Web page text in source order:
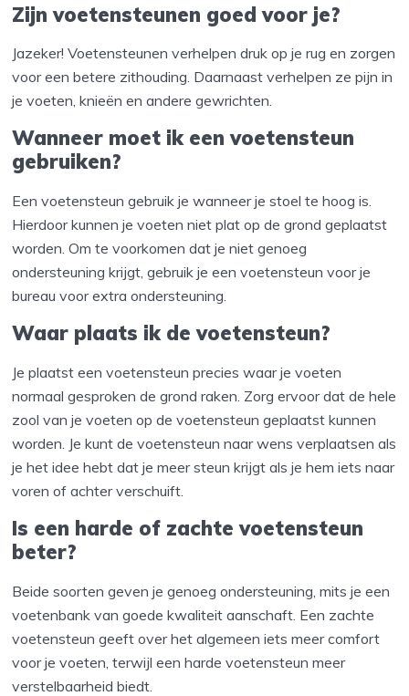
Zijn voetensteunen goed voor je?
Jazeker! Voetensteunen verhelpen druk op je rug en zorgen
voor een betere zithouding. Daarnaast verhelpen ze pijn in
je voeten, knieën en andere gewrichten.
Wanneer moet ik een voetensteun
gebruiken?
Een voetensteun gebruik je wanneer je stoel te hoog is.
Hierdoor kunnen je voeten niet plat op de grond geplaatst
worden. Om te voorkomen dat je niet genoeg
ondersteuning krijgt, gebruik je een voetensteun voor je
bureau voor extra ondersteuning.
Waar plaats ik de voetensteun?
Je plaatst een voetensteun precies waar je voeten
normaal gesproken de grond raken. Zorg ervoor dat de hele
zool van je voeten op de voetensteun geplaatst kunnen
worden. Je kunt de voetensteun naar wens verplaatsen als
je het idee hebt dat je meer steun krijgt als je hem iets naar
voren of achter verschuift.
Is een harde of zachte voetensteun
beter?
Beide soorten geven je genoeg ondersteuning, mits je een
voetenbank van goede kwaliteit aanschaft. Een zachte
voetensteun geeft over het algemeen iets meer comfort
voor je voeten, terwijl een harde voetensteun meer
verstelbaarheid biedt.